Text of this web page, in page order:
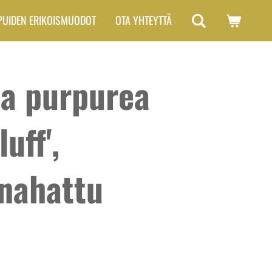
ERIKOISMUODOT OTA YHTEYTTÄ
purpurea